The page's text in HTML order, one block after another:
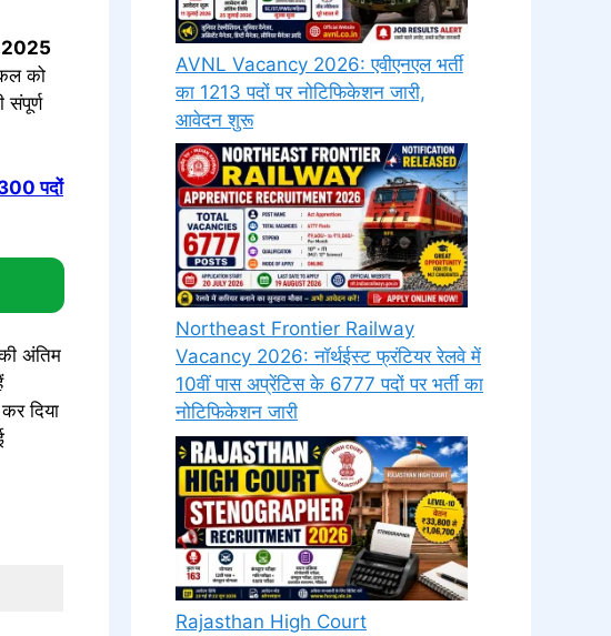
को
पदों
अंतिम
दिया
AVNL Vacancy 2026: एवीएनएल भर्ती
का 1213 पदों पर नोटिफिकेशन जारी,
आवेदन शुरू
Northeast Frontier Railway
Vacancy 2026: नॉर्थईस्ट फ्रंटियर रेलवे में
10वीं पास अप्रेंटिस के 6777 पदों पर भर्ती का
नोटिफिकेशन जारी
Rajasthan High Court